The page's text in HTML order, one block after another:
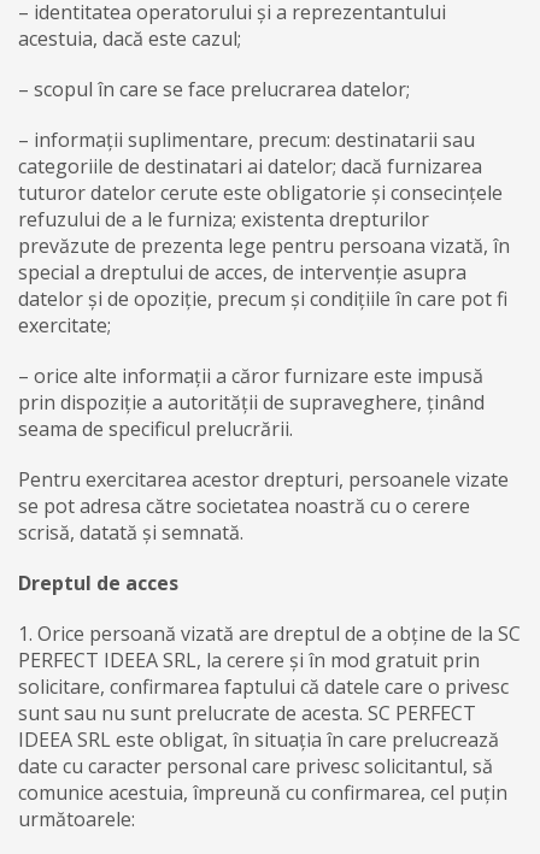
– identitatea operatorului și a reprezentantului
acestuia, dacă este cazul;
– scopul în care se face prelucrarea datelor;
– informații suplimentare, precum: destinatarii sau
categoriile de destinatari ai datelor; dacă furnizarea
tuturor datelor cerute este obligatorie și consecințele
refuzului de a le furniza; existenta drepturilor
prevăzute de prezenta lege pentru persoana vizată, în
special a dreptului de acces, de intervenție asupra
datelor și de opoziție, precum și condițiile în care pot fi
exercitate;
– orice alte informații a căror furnizare este impusă
prin dispoziție a autorității de supraveghere, ținând
seama de specificul prelucrării.
Pentru exercitarea acestor drepturi, persoanele vizate
se pot adresa către societatea noastră cu o cerere
scrisă, datată și semnată.
Dreptul de acces
1. Orice persoană vizată are dreptul de a obține de la SC
PERFECT IDEEA SRL, la cerere și în mod gratuit prin
solicitare, confirmarea faptului că datele care o privesc
sunt sau nu sunt prelucrate de acesta. SC PERFECT
IDEEA SRL este obligat, în situația în care prelucrează
date cu caracter personal care privesc solicitantul, să
comunice acestuia, împreună cu confirmarea, cel puțin
următoarele: